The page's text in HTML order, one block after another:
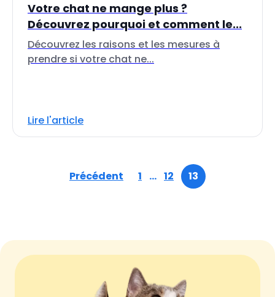
Votre chat ne mange plus ?
Découvrez pourquoi et comment le...
Découvrez les raisons et les mesures à
prendre si votre chat ne...
Lire l'article
Précédent 1 … 12 13